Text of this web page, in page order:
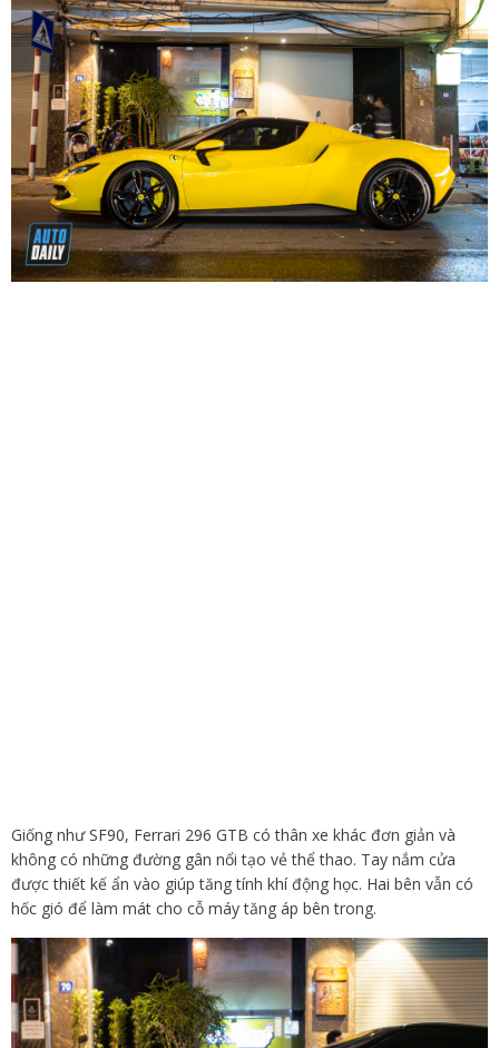
Giống như SF90, Ferrari 296 GTB có thân xe khác đơn giản và
không có những đường gân nổi tạo vẻ thể thao. Tay nắm cửa
được thiết kế ẩn vào giúp tăng tính khí động học. Hai bên vẫn có
hốc gió để làm mát cho cỗ máy tăng áp bên trong.